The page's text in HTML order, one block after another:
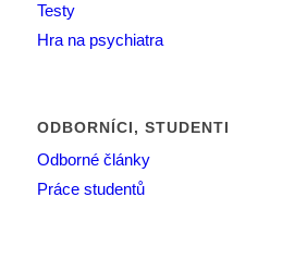
Testy
Hra na psychiatra
ODBORNÍCI, STUDENTI
Odborné články
Práce studentů